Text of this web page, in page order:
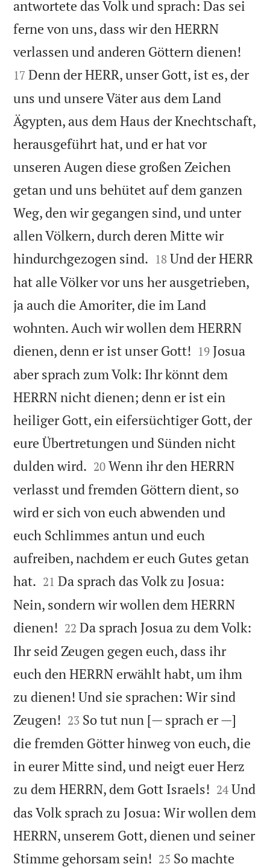
antwortete das Volk und sprach: Das sei
ferne von uns, dass wir den HERRN
verlassen und anderen Göttern dienen!
17 Denn der HERR, unser Gott, ist es, der
uns und unsere Väter aus dem Land
Ägypten, aus dem Haus der Knechtschaft,
herausgeführt hat, und er hat vor
unseren Augen diese großen Zeichen
getan und uns behütet auf dem ganzen
Weg, den wir gegangen sind, und unter
allen Völkern, durch deren Mitte wir
hindurchgezogen sind. 

18 Und der HERR
hat alle Völker vor uns her ausgetrieben,
ja auch die Amoriter, die im Land
wohnten. Auch wir wollen dem HERRN
dienen, denn er ist unser Gott! 

19 Josua
aber sprach zum Volk: Ihr könnt dem
HERRN nicht dienen; denn er ist ein
heiliger Gott, ein eifersüchtiger Gott, der
eure Übertretungen und Sünden nicht
dulden wird. 

20 Wenn ihr den HERRN
verlasst und fremden Göttern dient, so
wird er sich von euch abwenden und
euch Schlimmes antun und euch
aufreiben, nachdem er euch Gutes getan
hat. 

21 Da sprach das Volk zu Josua:
Nein, sondern wir wollen dem HERRN
dienen! 

22 Da sprach Josua zu dem Volk:
Ihr seid Zeugen gegen euch, dass ihr
euch den HERRN erwählt habt, um ihm
zu dienen! Und sie sprachen: Wir sind
Zeugen! 

23 So tut nun [— sprach er —]
die fremden Götter hinweg von euch, die
in eurer Mitte sind, und neigt euer Herz
zu dem HERRN, dem Gott Israels! 

24 Und
das Volk sprach zu Josua: Wir wollen dem
HERRN, unserem Gott, dienen und seiner
Stimme gehorsam sein! 

25 So machte